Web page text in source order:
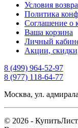
Условия
Политика
Соглашение о
Ваша корзина
Личный
Акции,
8 (499) 964-52-97
8 (977) 118-64-77
Москва, ул.
© 2026 -